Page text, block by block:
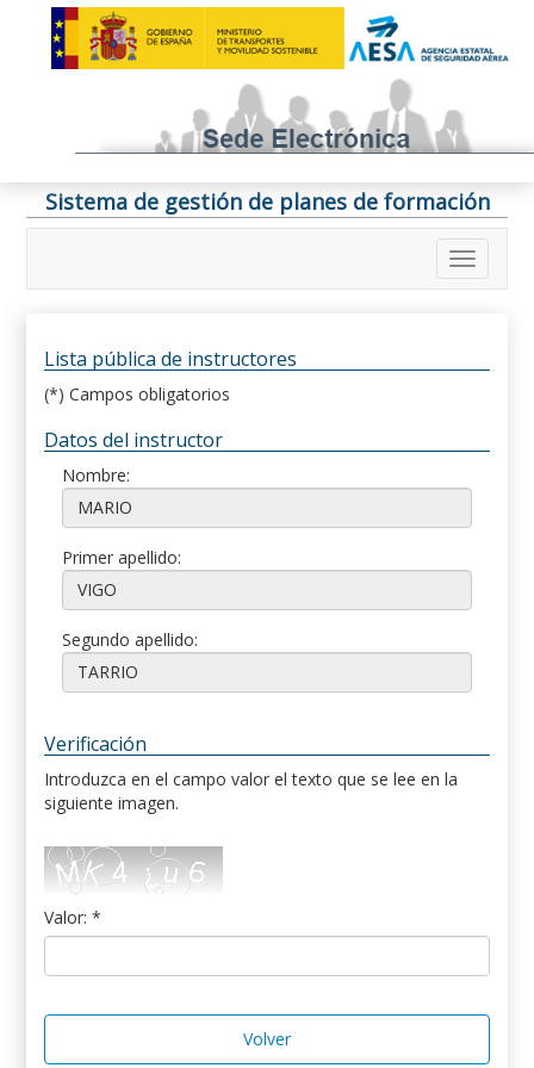
Sistema de gestión de planes de formación
Lista pública de instructores
(*) Campos obligatorios
Datos del instructor
Nombre:
Primer apellido:
Segundo apellido:
Verificación
Introduzca en el campo valor el texto que se lee en la
siguiente imagen.
Valor: *
Volver